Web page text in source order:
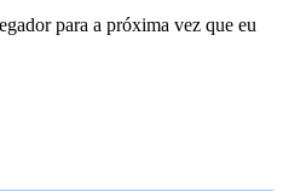
para a próxima vez que eu